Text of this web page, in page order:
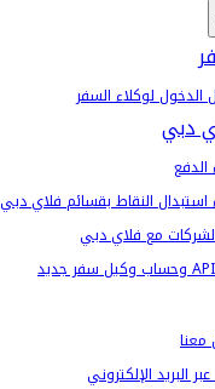
الدخول لوكلاء السفر
دبي
استبدال النقاط بقسائم فلاي دبي
مع فلاي دبي
معنا
عبر البريد الإلكتروني